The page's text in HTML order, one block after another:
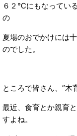
６２℃にもなってい
の
夏場のおでかけには
のでした。
ところで皆さん、”木
最近、食育とか親育
すよね。